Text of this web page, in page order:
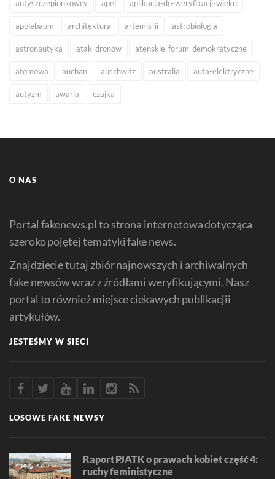
antyszczepionkowcy apel aplikacja-do-weryfikacji-wieku
applebaum architektura artemis-ii astrobiologia
astronautyka atak-dronow atenskie-forum-demokratyczne
atomowa auchan auschwitz australia auta-elektryczne
autyzm awaria czajka
O NAS
Portal fakenews.pl to strona internetowa dotycząca
szeroko pojętej tematyki fake news.
Znajdziecie tutaj zbiór najnowszych i archiwalnych
fake newsów wraz z źródłami weryfikującymi. Nasz
portal to również miejsce ciekawych publikacjii
artykułów.
JESTEŚMY W SIECI
LOSOWE FAKE NEWSY
Raport PJATK o prawach kobiet część 4:
ruchy feministyczne